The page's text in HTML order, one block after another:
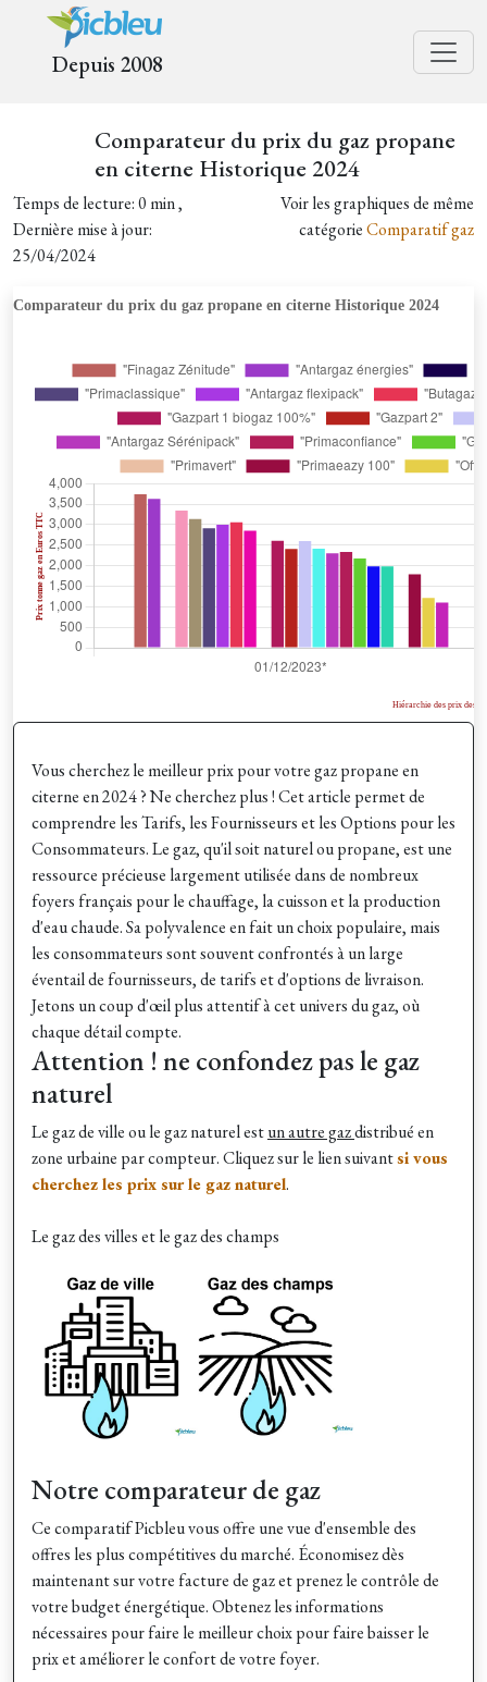
Depuis 2008
Comparateur du prix du gaz propane
en citerne Historique 2024
Temps de lecture: 0 min ,
Dernière mise à jour:
25/04/2024
Voir les graphiques de même
catégorieComparatif gaz
Vous cherchez le meilleur prix pour votre gaz propane en
citerne en 2024 ? Ne cherchez plus ! Cet article permet de
comprendre les Tarifs, les Fournisseurs et les Options pour les
Consommateurs. Le gaz, qu'il soit naturel ou propane, est une
ressource précieuse largement utilisée dans de nombreux
foyers français pour le chauffage, la cuisson et la production
d'eau chaude. Sa polyvalence en fait un choix populaire, mais
les consommateurs sont souvent confrontés à un large
éventail de fournisseurs, de tarifs et d'options de livraison.
Jetons un coup d'œil plus attentif à cet univers du gaz, où
chaque détail compte.
Attention ! ne confondez pas le gaz
naturel
Le gaz de ville ou le gaz naturel estun autre gazdistribué en
zone urbaine par compteur. Cliquez sur le lien suivantsi vous
cherchez les prix sur le gaz naturel.
Le gaz des villes et le gaz des champs
Notre comparateur de gaz
Ce comparatif Picbleu vous offre une vue d'ensemble des
offres les plus compétitives du marché. Économisez dès
maintenant sur votre facture de gaz et prenez le contrôle de
votre budget énergétique. Obtenez les informations
nécessaires pour faire le meilleur choix pour faire baisser le
prix et améliorer le confort de votre foyer.